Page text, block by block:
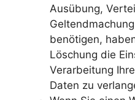
Ausübung,
benötigen,
Löschung die
Verarbeitung
Daten zu